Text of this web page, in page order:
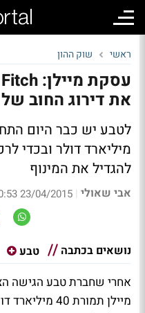
ראשי שוק ההון
את דירוג החוב
מיליארד דולר ובכדי
להגדיל את המינוף
אבי שאולי |
23/04/2015 10:53
נושאים בכתבה טבע
אחרי שחברת טבע הגישה
מיילן תמורת